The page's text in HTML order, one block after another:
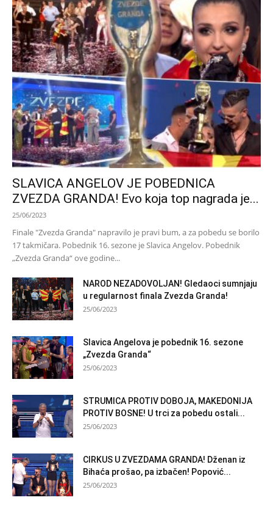
SLAVICA ANGELOV JE POBEDNICA
ZVEZDA GRANDA! Evo koja top nagrada je...
25/06/2023
Finale "Zvezda Granda" napravilo je pravi bum, a za pobedu se borilo
17 takmičara. Pobednik 16. sezone je Slavica Angelov. Pobednik
„Zvezda Granda“ ove godine...
NAROD NEZADOVOLJAN! Gledaoci sumnjaju
u regularnost finala Zvezda Granda!
25/06/2023
Slavica Angelova je pobednik 16. sezone
„Zvezda Granda“
25/06/2023
STRUMICA PROTIV DOBOJA, MAKEDONIJA
PROTIV BOSNE! U trci za pobedu ostali...
25/06/2023
CIRKUS U ZVEZDAMA GRANDA! Dženan iz
Bihaća prošao, pa izbačen! Popović...
25/06/2023